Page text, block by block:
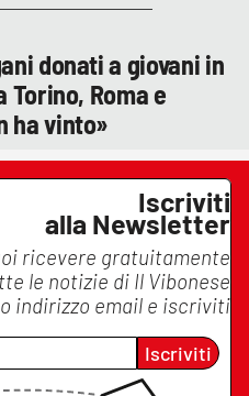
donati a giovani in
Roma e
ha vinto»
Iscriviti
alla Newsletter
ricevere gratuitamente
le notizie di Il Vibonese
indirizzo email e iscriviti
Iscriviti